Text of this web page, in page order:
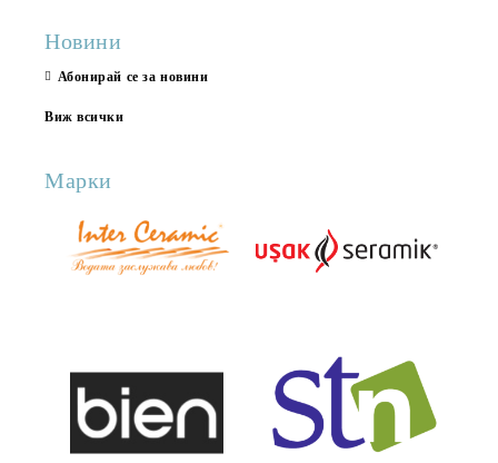
Новини
Абонирай се за новини
Виж всички
Марки